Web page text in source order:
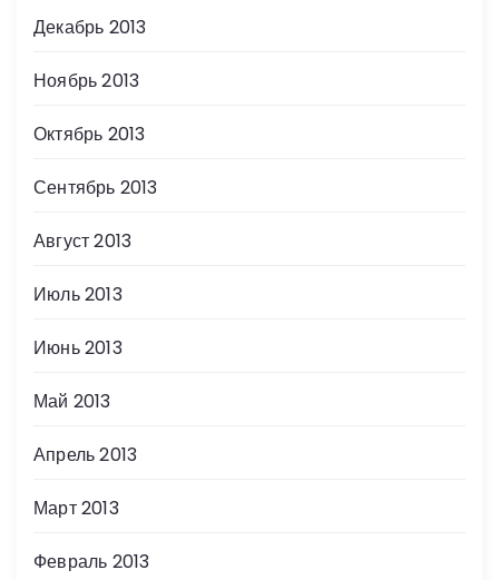
Декабрь 2013
Ноябрь 2013
Октябрь 2013
Сентябрь 2013
Август 2013
Июль 2013
Июнь 2013
Май 2013
Апрель 2013
Март 2013
Февраль 2013